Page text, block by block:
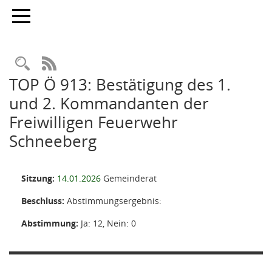
Toggle navigation
Rechercheauswahl
RSS-Feed
TOP Ö 913: Bestätigung des 1.
und 2. Kommandanten der
Freiwilligen Feuerwehr
Schneeberg
Sitzung: 14.01.2026 Gemeinderat
Beschluss: Abstimmungsergebnis:
Abstimmung: Ja: 12, Nein: 0